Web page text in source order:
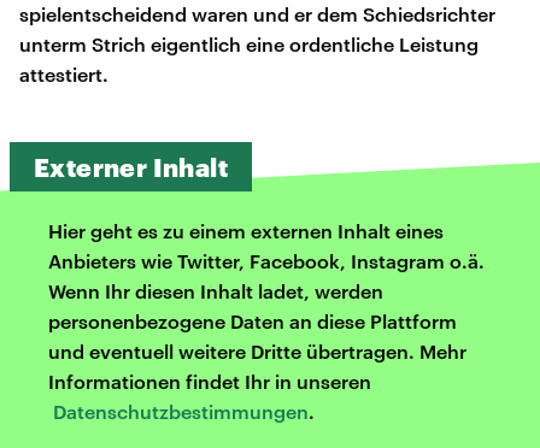
spielentscheidend waren und er dem Schiedsrichter
unterm Strich eigentlich eine ordentliche Leistung
attestiert.
Externer Inhalt
Hier geht es zu einem externen Inhalt eines
Anbieters wie Twitter, Facebook, Instagram o.ä.
Wenn Ihr diesen Inhalt ladet, werden
personenbezogene Daten an diese Plattform
und eventuell weitere Dritte übertragen. Mehr
Informationen findet Ihr in unseren
Datenschutzbestimmungen.